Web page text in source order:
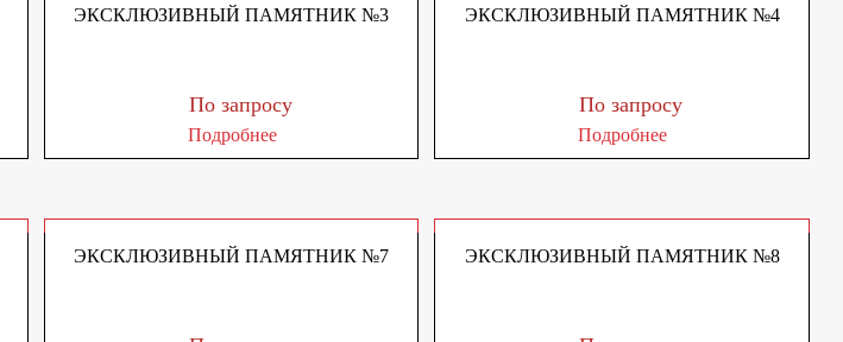
ЭКСКЛЮЗИВНЫЙ ПАМЯТНИК №3
По запросу
Подробнее
ЭКСКЛЮЗИВНЫЙ ПАМЯТНИК №4
По запросу
Подробнее
ЭКСКЛЮЗИВНЫЙ ПАМЯТНИК №7 ЭКСКЛЮЗИВНЫЙ ПАМЯТНИК №8